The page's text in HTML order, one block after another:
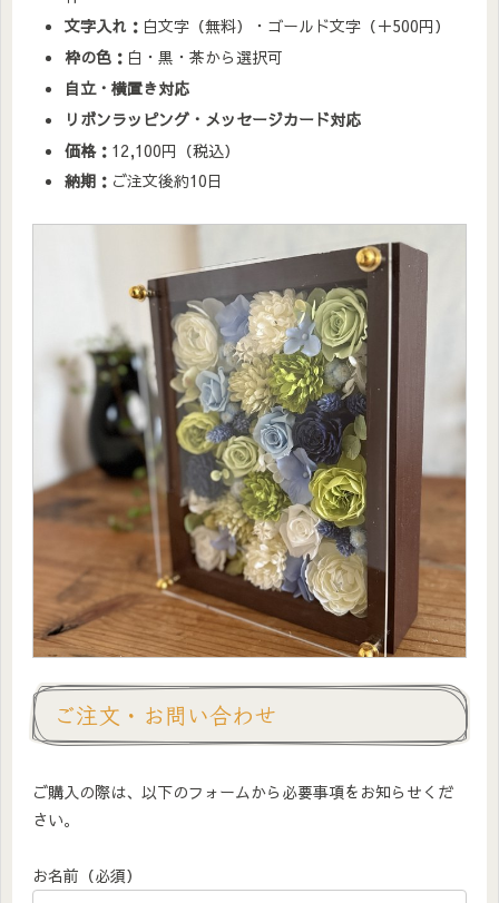
文字入れ： 白文字（無料）・ゴールド文字（＋500円）
枠の色： 白・黒・茶から選択可
自立・横置き対応
リボンラッピング・メッセージカード対応
価格： 12,100円（税込）
納期： ご注文後約10日
ご注文・お問い合わせ
ご購入の際は、以下のフォームから必要事項をお知らせくだ
さい。
お名前（必須）